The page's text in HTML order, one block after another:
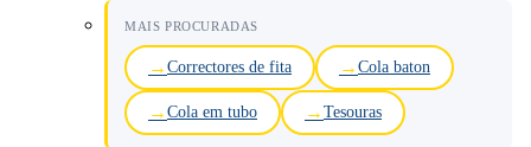
MAIS PROCURADAS
Correctores de fita Cola baton
Cola em tubo Tesouras